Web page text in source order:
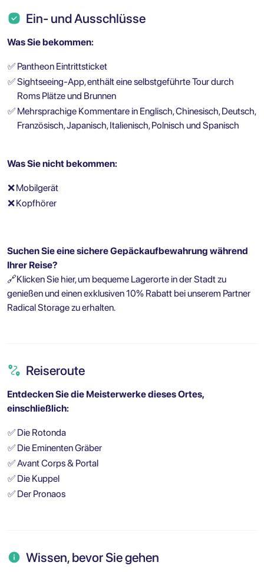
Ein- und Ausschlüsse
Was Sie bekommen:
✅ Pantheon Eintrittsticket
✅Sightseeing-App, enthält eine selbstgeführte Tour durch
Roms Plätze und Brunnen
✅ Mehrsprachige Kommentare in Englisch, Chinesisch, Deutsch,
Französisch, Japanisch, Italienisch, Polnisch und Spanisch
Was Sie nicht bekommen:
❌Mobilgerät
❌Kopfhörer
Suchen Sie eine sichere Gepäckaufbewahrung während
Ihrer Reise?
🔗Klicken Sie hier, um bequeme Lagerorte in der Stadt zu
genießen und einen exklusiven 10% Rabatt bei unserem Partner
Radical Storage zu erhalten.
Reiseroute
Entdecken Sie die Meisterwerke dieses Ortes,
einschließlich:
✅ Die Rotonda
✅ Die Eminenten Gräber
✅Avant Corps & Portal
✅ Die Kuppel
✅ Der Pronaos
Wissen, bevor Sie gehen